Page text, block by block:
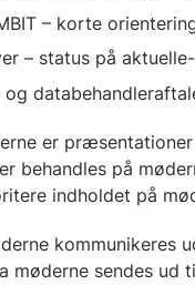
– korte
– status på
er
behandles på
indholdet på
kommunikeres
møderne sendes ud